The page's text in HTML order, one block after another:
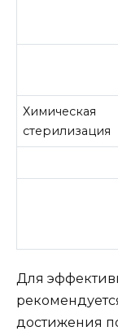
Химическая
стерилизация
Для
достижения